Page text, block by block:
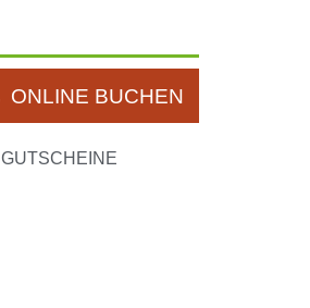
ONLINE BUCHEN
GUTSCHEINE